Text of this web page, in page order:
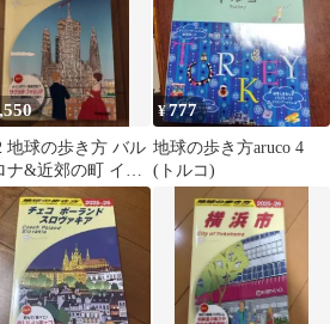
地球の歩き方 バル
ナ&近郊の町 イビ
/マヨルカ島 2025～
¥777
地球の歩き方aruco 4
(トルコ)